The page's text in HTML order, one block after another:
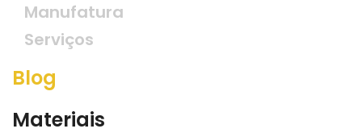
Manufatura
Serviços
Blog
Materiais